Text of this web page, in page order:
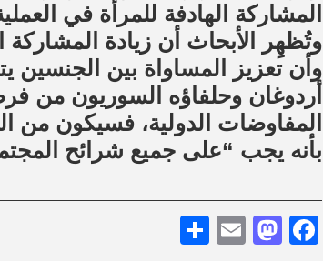
المشاركة الهادفة للمرأة في
وتُظهِر الأبحاث أن زيادة المشاركة
وأن تعزيز المساواة بين الجنسين
أردوغان وحلفاؤه السوريون من
المفاوضات الدولية، فسيكون من
بأنه يجب “على جميع شرائح
Facebook
Mastodon
Email